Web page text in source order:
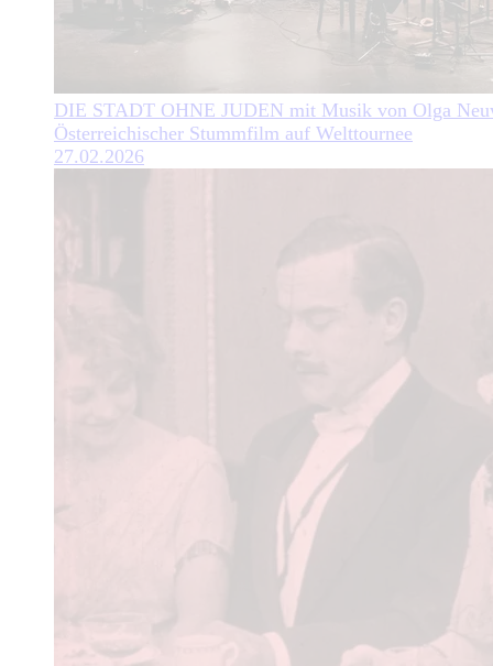
DIE STADT OHNE JUDEN mit Musik von Olga
Österreichischer Stummfilm auf Welttournee
27.02.2026